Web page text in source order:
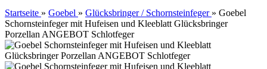
Startseite » Goebel » Glücksbringer / Schornsteinfeger » Goebel
Schornsteinfeger mit Hufeisen und Kleeblatt Glücksbringer
Porzellan ANGEBOT Schlotfeger